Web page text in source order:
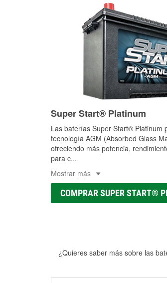
Super Start® Platinum
Las baterías Super Start® Platinum
tecnología AGM (Absorbed Glass
ofreciendo más potencia,
para c...
Mostrar más
COMPRAR SUPER START®
¿Quieres saber más sobre las